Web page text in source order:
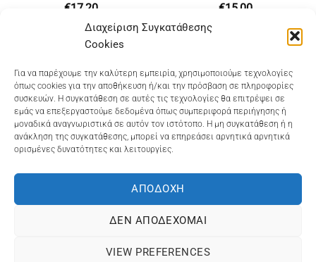
Διαχείριση Συγκατάθεσης
Cookies
Για να παρέχουμε την καλύτερη εμπειρία, χρησιμοποιούμε τεχνολογίες
όπως cookies για την αποθήκευση ή/και την πρόσβαση σε πληροφορίες
συσκευών. Η συγκατάθεση σε αυτές τις τεχνολογίες θα επιτρέψει σε
εμάς να επεξεργαστούμε δεδομένα όπως συμπεριφορά περιήγησης ή
μοναδικά αναγνωριστικά σε αυτόν τον ιστότοπο. Η μη συγκατάθεση ή η
ανάκληση της συγκατάθεσης, μπορεί να επηρεάσει αρνητικά αρνητικά
ορισμένες δυνατότητες και λειτουργίες.
ΑΠΟΔΟΧΉ
ΔΕΝ ΑΠΟΔΈΧΟΜΑΙ
VIEW PREFERENCES
€17,20 €15,00
Dioni Hair Care, Ζυμβρακάκηδων 33, τηλ 28210
91906
Dioni Hair Spa, Κ. Σφακιανάκη 5, τηλ 28210 94712
On
Delivery
ΠΟΛΙΤΙΚΉ ΑΠΟΡΡΉΤΟΥ – COOKIES (ΕΕ)
. Powered byOCS eShop Development